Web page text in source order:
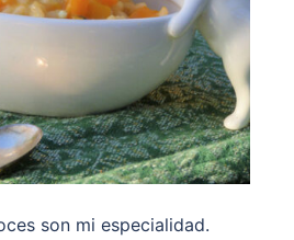
son mi especialidad.